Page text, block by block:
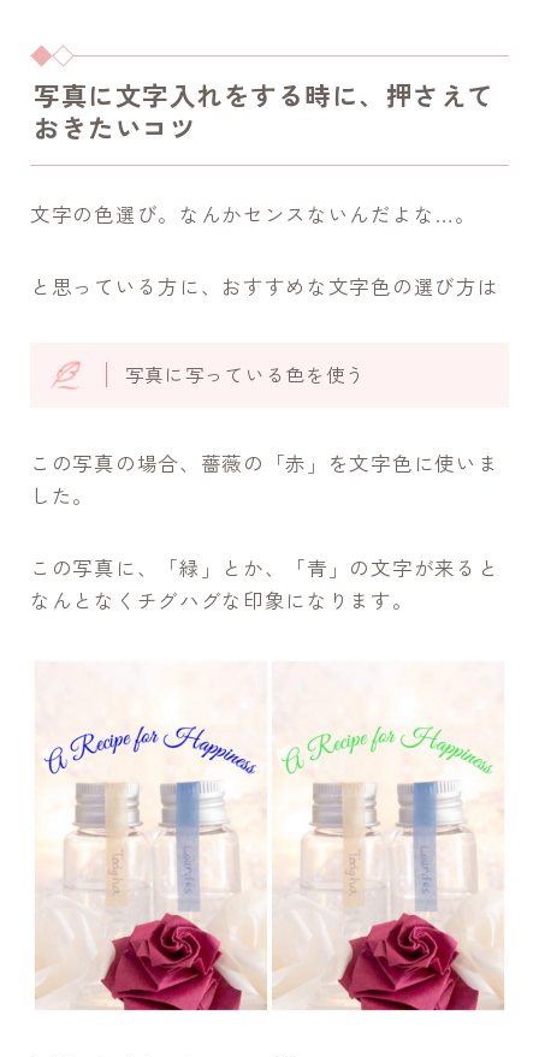
写真に文字入れをする時に、押さえて
おきたいコツ
文字の色選び。なんかセンスないんだよな…。
と思っている方に、おすすめな文字色の選び方は
写真に写っている色を使う
この写真の場合、薔薇の「赤」を文字色に使いま
した。
この写真に、「緑」とか、「青」の文字が来ると
なんとなくチグハグな印象になります。